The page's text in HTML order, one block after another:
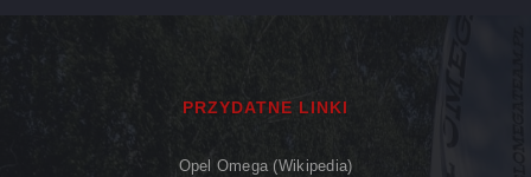
PRZYDATNE LINKI
Opel Omega (Wikipedia)